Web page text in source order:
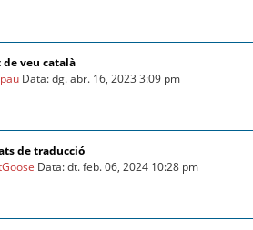
de veu català
Data: dg. abr. 16, 2023 3:09 pm
de traducció
Data: dt. feb. 06, 2024 10:28 pm